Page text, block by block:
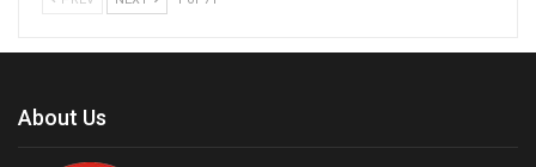
About Us